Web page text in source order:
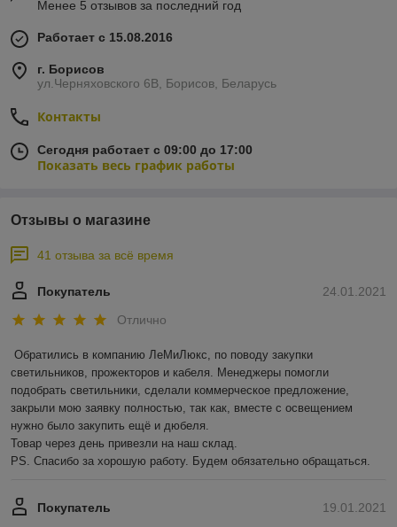
Менее 5 отзывов за последний год
Работает с 15.08.2016
г. Борисов
ул.Черняховского 6В, Борисов, Беларусь
Контакты
Сегодня работает с 09:00 до 17:00
Показать весь график работы
Отзывы о магазине
41 отзыва за всё время
24.01.2021
Покупатель
Отлично
Обратились в компанию ЛеМиЛюкс, по поводу закупки
светильников, прожекторов и кабеля. Менеджеры помогли
подобрать светильники, сделали коммерческое предложение,
закрыли мою заявку полностью, так как, вместе с освещением
нужно было закупить ещё и дюбеля.
Товар через день привезли на наш склад.
PS. Спасибо за хорошую работу. Будем обязательно обращаться.
19.01.2021
Покупатель